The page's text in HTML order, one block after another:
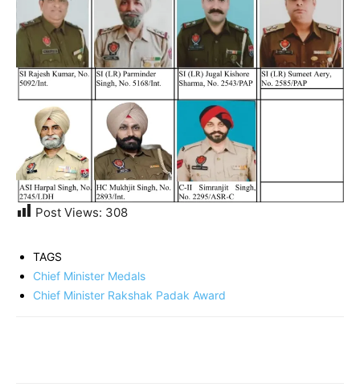
Post Views: 308
TAGS
Chief Minister Medals
Chief Minister Rakshak Padak Award